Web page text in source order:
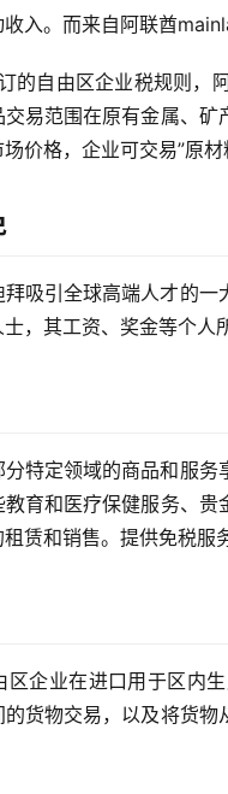
入。而来自阿联酋
的自由区企业税规则，
交易范围在原有金属、
价格，企业可交易”原材
拜吸引全球高端人才的一
，其工资、奖金等个人
特定领域的商品和服务
育和医疗保健服务、贵
赁和销售。提供免税服
区企业在进口用于区内
货物交易，以及将货